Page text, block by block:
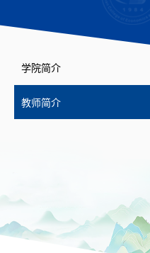
学院简介
教师简介